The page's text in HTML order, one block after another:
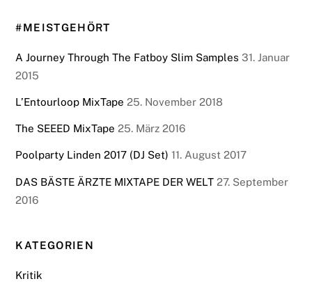
#MEISTGEHÖRT
A Journey Through The Fatboy Slim Samples 31. Januar
2015
L’Entourloop MixTape 25. November 2018
The SEEED MixTape 25. März 2016
Poolparty Linden 2017 (DJ Set) 11. August 2017
DAS BÄSTE ÄRZTE MIXTAPE DER WELT 27. September
2016
KATEGORIEN
Kritik